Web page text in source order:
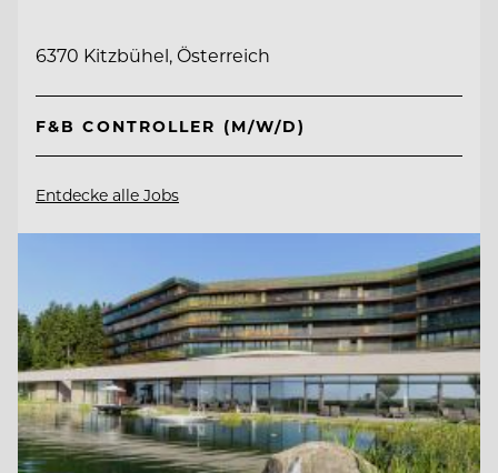
6370 Kitzbühel, Österreich
F&B CONTROLLER (M/W/D)
Entdecke alle Jobs